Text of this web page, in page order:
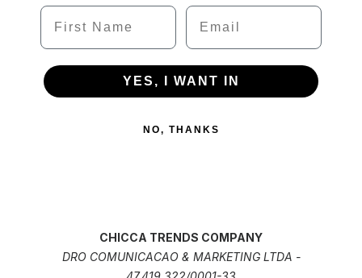
Name Email
YES, I WANT IN
NO, THANKS
CHICCA TRENDS COMPANY
DRO COMUNICACAO & MARKETING LTDA -